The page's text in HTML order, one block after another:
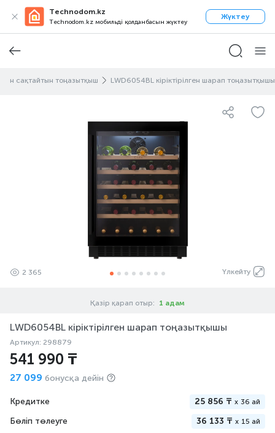
Technodom.kz
Technodom.kz мобильді қолданбасын жүктеу
Жүктеу
сақтайтын тоңазытқыш LWD6054BL кіріктірілген шарап тоңазытқышы
Үлкейту
2 365
Қазір қарап отыр: 1 адам
LWD6054BL кіріктірілген шарап тоңазытқышы
Артикул: 298879
541 990 ₸
27 099 бонусқа дейін
Кредитке 25 856 ₸ x 36 ай
Бөліп төлеуге 36 133 ₸ x 15 ай